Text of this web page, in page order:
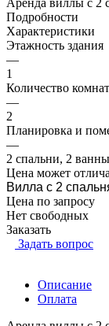
Подробности
Характеристики
Этажность здания
—
1
Количество комнат
—
2
Планировка и
—
2 спальни, 2
Цена может
Вилла с 2
Цена по запросу
Нет свободных
Заказать
Задать вопрос
Описание
Оплата